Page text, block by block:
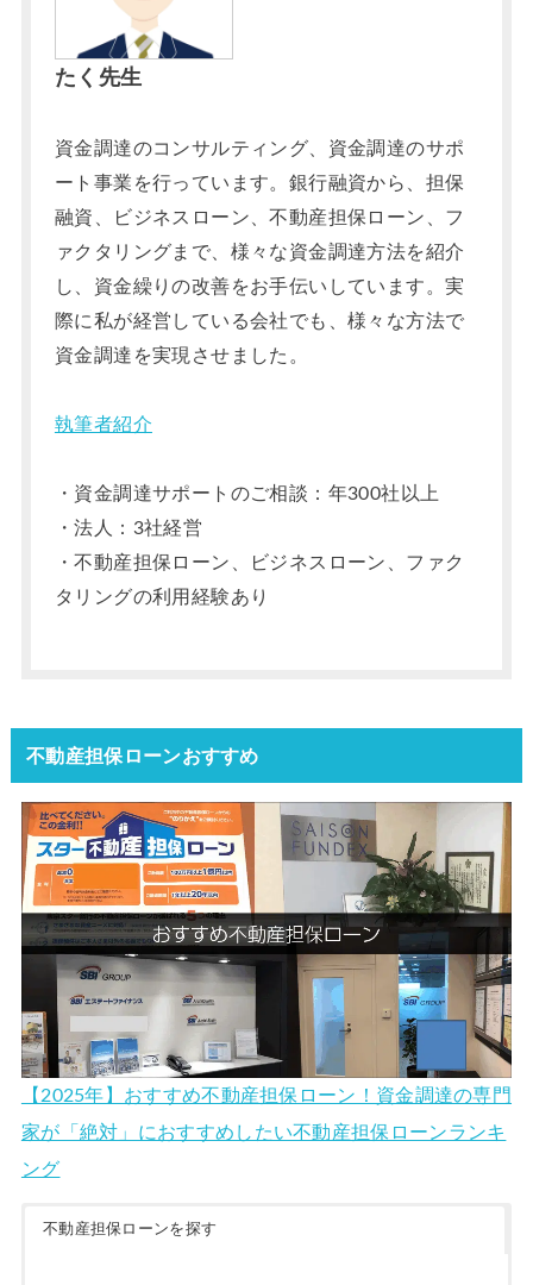
たく先生
資金調達のコンサルティング、資金調達のサポ
ート事業を行っています。銀行融資から、担保
融資、ビジネスローン、不動産担保ローン、フ
ァクタリングまで、様々な資金調達方法を紹介
し、資金繰りの改善をお手伝いしています。実
際に私が経営している会社でも、様々な方法で
資金調達を実現させました。
執筆者紹介
・資金調達サポートのご相談：年300社以上
・法人：3社経営
・不動産担保ローン、ビジネスローン、ファク
タリングの利用経験あり
不動産担保ローンおすすめ
【2025年】おすすめ不動産担保ローン！資金調達の専門
家が「絶対」におすすめしたい不動産担保ローンランキ
ング
不動産担保ローンを探す